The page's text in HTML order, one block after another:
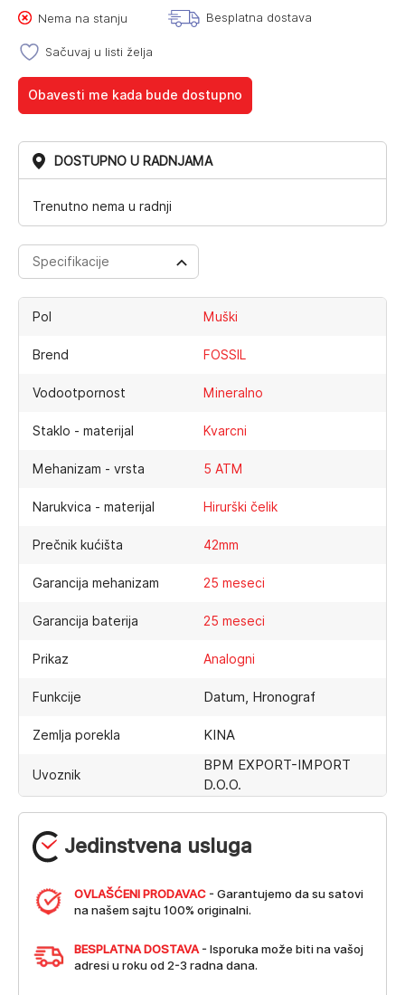
Nema na stanju Besplatna dostava
Sačuvaj u listi želja
Obavesti me kada bude dostupno
DOSTUPNO U RADNJAMA
Trenutno nema u radnji
Jedinstvena usluga
OVLAŠĆENI PRODAVAC - Garantujemo da su satovi
na našem sajtu 100% originalni.
BESPLATNA DOSTAVA - Isporuka može biti na vašoj
adresi u roku od 2-3 radna dana.
Specifikacije
Pol Muški
Brend FOSSIL
Vodootpornost Mineralno
Staklo - materijal Kvarcni
Mehanizam - vrsta 5 ATM
Narukvica - materijal Hirurški čelik
Prečnik kućišta 42mm
Garancija mehanizam 25 meseci
Garancija baterija 25 meseci
Prikaz Analogni
Funkcije Datum, Hronograf
Zemlja porekla KINA
Uvoznik
BPM EXPORT-IMPORT
D.O.O.